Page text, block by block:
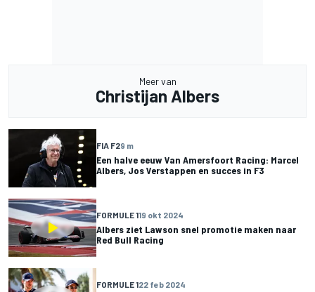
Meer van
Christijan Albers
FIA F29 m
Een halve eeuw Van Amersfoort Racing: Marcel
Albers, Jos Verstappen en succes in F3
FORMULE 119 okt 2024
Albers ziet Lawson snel promotie maken naar
Red Bull Racing
FORMULE 122 feb 2024